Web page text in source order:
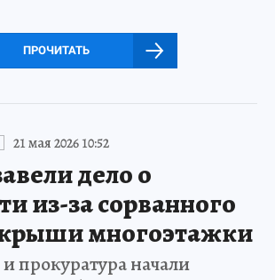
ПРОЧИТАТЬ
21 мая 2026 10:52
дело о
из-за сорванного
многоэтажки
прокуратура начали